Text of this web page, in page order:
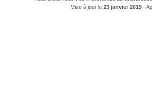
Mise à jour le 23 janvier 2019-